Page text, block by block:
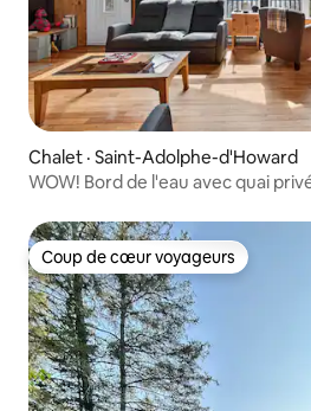
Chalet · Saint-Adolphe-d'Howard
WOW! Bord de l'eau avec quai
Coup de cœur voyageurs
Coup de cœur voyageurs